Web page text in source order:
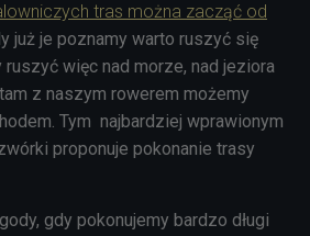
tras można zacząć od
już je poznamy warto ruszyć się
więc nad morze, nad jeziora
z naszym rowerem możemy
Tym najbardziej wprawionym
proponuje pokonanie trasy
gdy pokonujemy bardzo długi